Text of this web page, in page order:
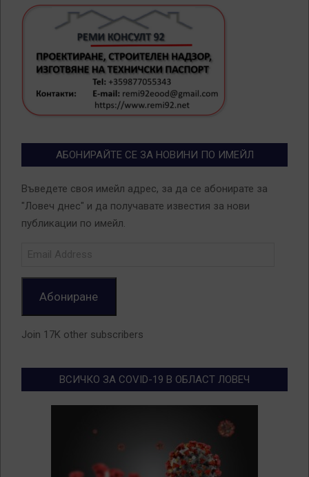
АБОНИРАЙТЕ СЕ ЗА НОВИНИ ПО ИМЕЙЛ
Въведете своя имейл адрес, за да се абонирате за
"Ловеч днес" и да получавате известия за нови
публикации по имейл.
Абониране
Join 17K other subscribers
ВСИЧКО ЗА COVID-19 В ОБЛАСТ ЛОВЕЧ